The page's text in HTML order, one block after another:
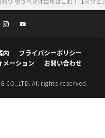
内
プライバシーポリシー
メーション お問い合わせ
CO.,LTD. All rights reserved.